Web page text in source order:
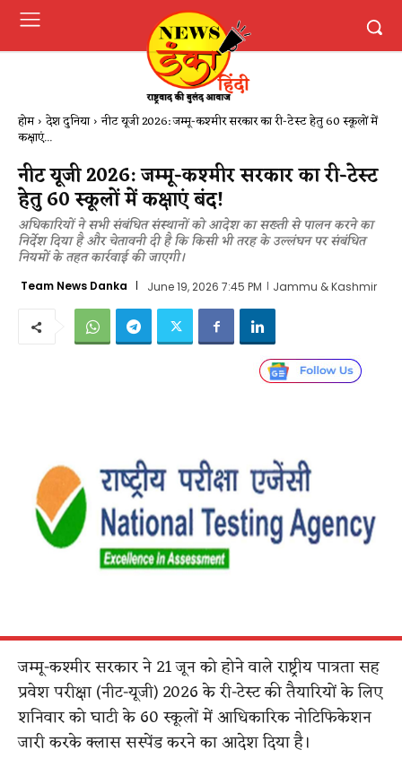
होम देश दुनिया नीट यूजी 2026: जम्मू-कश्मीर सरकार का री-टेस्ट हेतु 60 स्कूलों में
कक्षाएं...
नीट यूजी 2026: जम्मू-कश्मीर सरकार का री-टेस्ट
हेतु 60 स्कूलों में कक्षाएं बंद!
अधिकारियों ने सभी संबंधित संस्थानों को आदेश का सख्ती से पालन करने का
निर्देश दिया है और चेतावनी दी है कि किसी भी तरह के उल्लंघन पर संबंधित
नियमों के तहत कार्रवाई की जाएगी।
Team News Danka June 19, 2026 7:45 PM Jammu & Kashmir
जम्मू-कश्मीर सरकार ने 21 जून को होने वाले राष्ट्रीय पात्रता सह
प्रवेश परीक्षा (नीट-यूजी) 2026 के री-टेस्ट की तैयारियों के लिए
शनिवार को घाटी के 60 स्कूलों में आधिकारिक नोटिफिकेशन
जारी करके क्लास सस्पेंड करने का आदेश दिया है।